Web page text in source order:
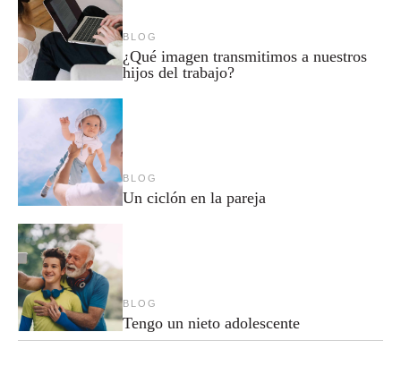
BLOG
¿Qué imagen transmitimos a nuestros
hijos del trabajo?
BLOG
Un ciclón en la pareja
BLOG
Tengo un nieto adolescente